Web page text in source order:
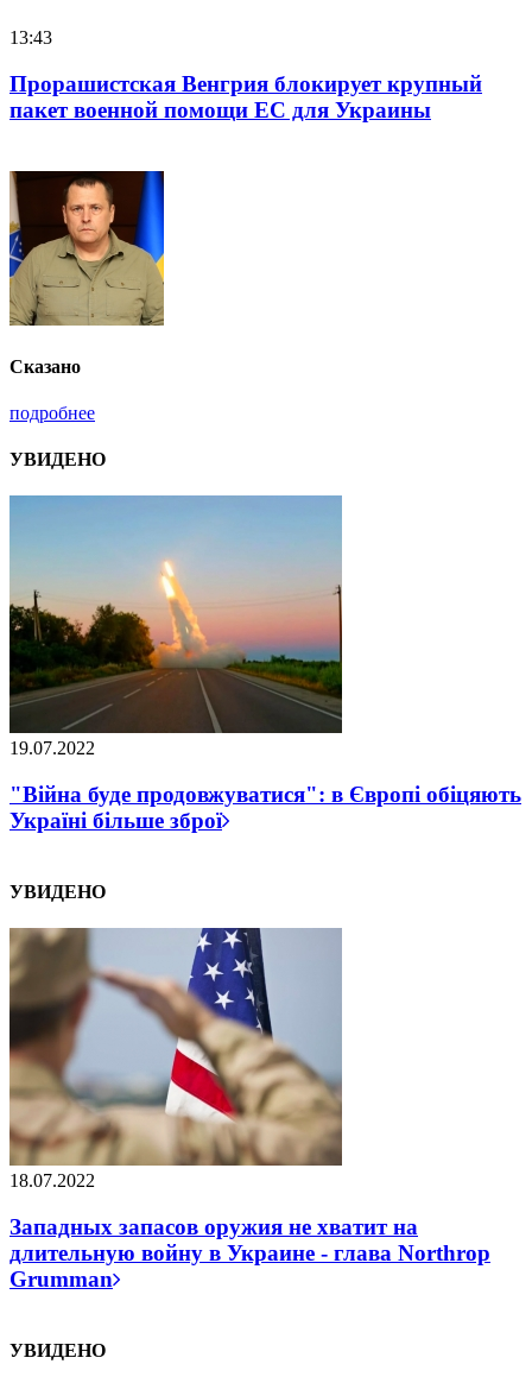
13:43
Прорашистская Венгрия блокирует крупный
пакет военной помощи ЕС для Украины
Сказано
подробнее
УВИДЕНО
19.07.2022
"Війна буде продовжуватися": в Європі обіцяють
Україні більше зброї
УВИДЕНО
18.07.2022
Западных запасов оружия не хватит на
длительную войну в Украине - глава Northrop
Grumman
УВИДЕНО